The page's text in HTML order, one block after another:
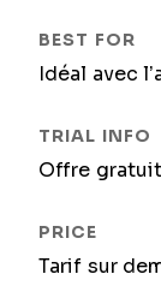
Idéal avec
Offre
Tarif sur